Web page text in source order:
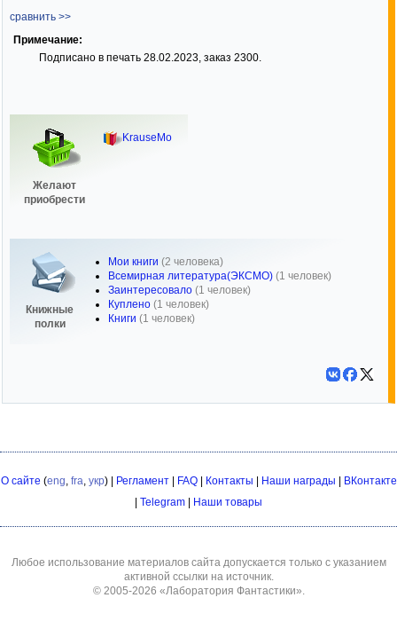
сравнить >>
Примечание:
Подписано в печать 28.02.2023, заказ 2300.
Желают
приобрести
KrauseMo
Книжные
полки
Мои книги (2 человека)
Всемирная литература(ЭКСМО) (1 человек)
Заинтересовало (1 человек)
Куплено (1 человек)
Книги (1 человек)
О сайте (eng, fra, укр) | Регламент| FAQ| Контакты Наши награды
ВКонтакте
Telegram Наши товары
Любое использование материалов сайта допускается только с указанием
активной ссылки на источник.
© 2005-2026 «Лаборатория Фантастики».